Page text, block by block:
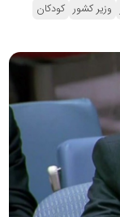
وزیر کشور کودکان